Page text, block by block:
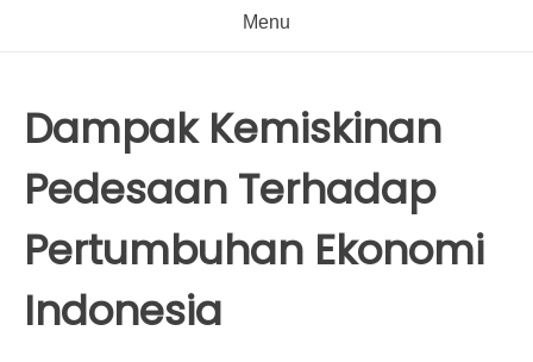
Menu
Dampak Kemiskinan
Pedesaan Terhadap
Pertumbuhan Ekonomi
Indonesia